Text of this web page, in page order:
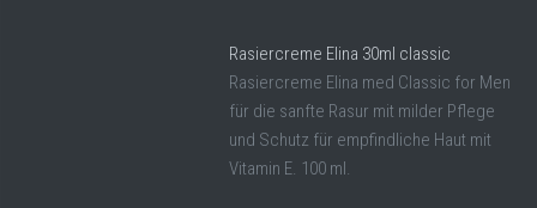
Rasiercreme Elina 30ml classic
Rasiercreme Elina med Classic for Men
für die sanfte Rasur mit milder Pflege
und Schutz für empfindliche Haut mit
Vitamin E. 100 ml.